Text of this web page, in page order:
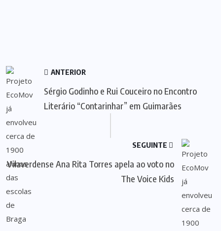
ANTERIOR
Sérgio Godinho e Rui Couceiro no Encontro
Literário “Contarinhar” em Guimarães
SEGUINTE
Vilaverdense Ana Rita Torres apela ao voto no
The Voice Kids